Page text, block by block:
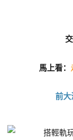
馬上看：
前大